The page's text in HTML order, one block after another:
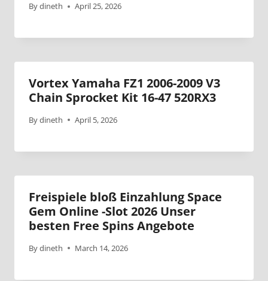
Bydineth April 25, 2026
Vortex Yamaha FZ1 2006-2009 V3
Chain Sprocket Kit 16-47 520RX3
Bydineth April 5, 2026
Freispiele bloß Einzahlung Space
Gem Online -Slot 2026 Unser
besten Free Spins Angebote
Bydineth March 14, 2026